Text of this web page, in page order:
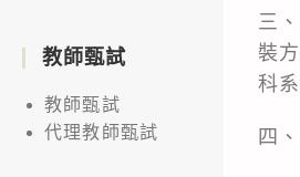
三
裝
科
四
教師甄試
教師甄試
代理教師甄試